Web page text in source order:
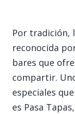
Por tradición,
reconocida
bares que
compartir.
especiales
es Pasa